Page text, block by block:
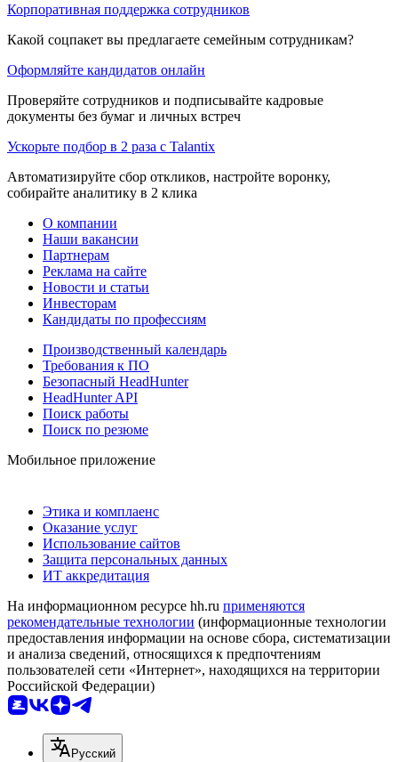
Корпоративная поддержка сотрудников
Какой соцпакет вы предлагаете семейным сотрудникам?
Оформляйте кандидатов онлайн
Проверяйте сотрудников и подписывайте кадровые
документы без бумаг и личных встреч
Ускорьте подбор в 2 раза с Talantix
Автоматизируйте сбор откликов, настройте воронку,
собирайте аналитику в 2 клика
О компании
Наши вакансии
Партнерам
Реклама на сайте
Новости и статьи
Инвесторам
Кандидаты по профессиям
Производственный календарь
Требования к ПО
Безопасный HeadHunter
HeadHunter API
Поиск работы
Поиск по резюме
Мобильное приложение
Этика и комплаенс
Оказание услуг
Использование сайтов
Защита персональных данных
ИТ аккредитация
На информационном ресурсе hh.ru применяются
рекомендательные технологии (информационные технологии
предоставления информации на основе сбора, систематизации
и анализа сведений, относящихся к предпочтениям
пользователей сети «Интернет», находящихся на территории
Российской Федерации)
Русский